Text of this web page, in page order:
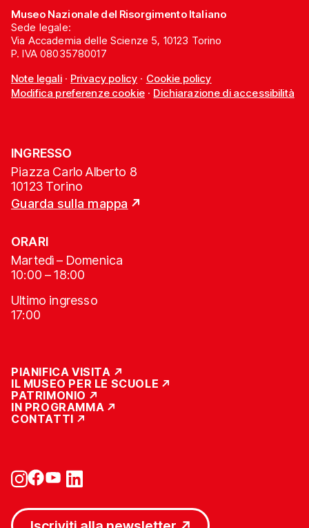
Museo Nazionale del Risorgimento Italiano
Sede legale:
Via Accademia delle Scienze 5, 10123 Torino
P. IVA 08035780017
Note legali· Privacy policy · Cookie policy
Modifica preferenze cookie· Dichiarazione di accessibilità
INGRESSO
Piazza Carlo Alberto 8
10123 Torino
Guarda sulla mappa
ORARI
Martedì – Domenica
10:00 – 18:00
Ultimo ingresso
17:00
PIANIFICA VISITA
IL MUSEO PER LE SCUOLE
PATRIMONIO
IN PROGRAMMA
CONTATTI